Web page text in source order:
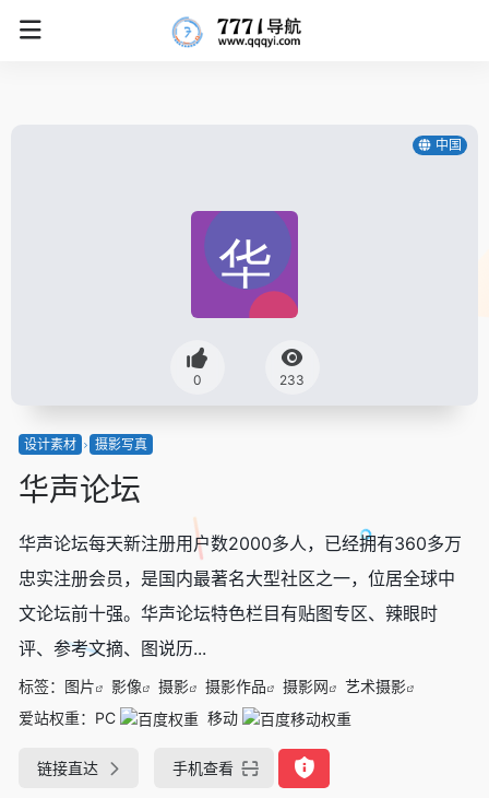
中国
0 233
设计素材 摄影写真
华声论坛
华声论坛每天新注册用户数2000多人，已经拥有360多万
忠实注册会员，是国内最著名大型社区之一，位居全球中
文论坛前十强。华声论坛特色栏目有贴图专区、辣眼时
评、参考文摘、图说历...
标签： 图片 影像 摄影 摄影作品 摄影网
艺术摄影
爱站权重： PC 移动
链接直达 手机查看